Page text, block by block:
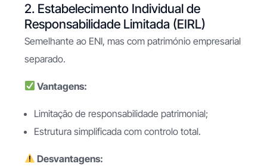
2. Estabelecimento Individual de
Responsabilidade Limitada (EIRL)
Semelhante ao ENI, mas com património empresarial
separado.
Vantagens:
Limitação de responsabilidade patrimonial;
Estrutura simplificada com controlo total.
Desvantagens: